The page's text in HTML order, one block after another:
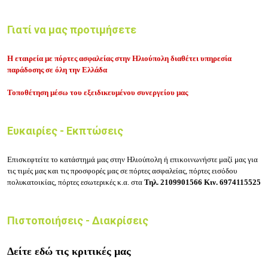
Γιατί να μας προτιμήσετε
Η εταιρεία με πόρτες ασφαλείας στην Ηλιούπολη διαθέτει υπηρεσία
παράδοσης σε όλη την Ελλάδα
Τοποθέτηση μέσω του εξειδικευμένου συνεργείου μας
Ευκαιρίες - Εκπτώσεις
Επισκεφτείτε το κατάστημά μας στην Ηλιούπολη ή επικοινωνήστε μαζί μας για
τις τιμές μας και τις προσφορές μας σε πόρτες ασφαλείας, πόρτες εισόδου
πολυκατοικίας, πόρτες εσωτερικές κ.α. στα Τηλ. 2109901566 Κιν. 6974115525
Πιστοποιήσεις - Διακρίσεις
Δείτε εδώ τις κριτικές μας